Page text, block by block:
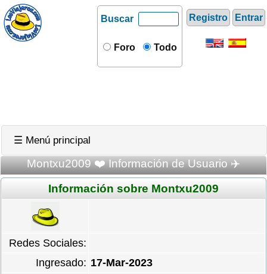
Registro Entrar
Buscar
Foro Todo
☰ Menú principal
Montxu2009 ❤️ Información de Usuario ✈️
Información sobre Montxu2009
Redes Sociales:
Ingresado: 17-Mar-2023